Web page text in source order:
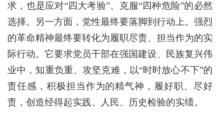
求，也是应对“四大考验”、克服“四种危险”的必然
选择。另一方面，党性最终要落脚到行动上。强烈
的革命精神最终要转化为履职尽责、担当作为的实
际行动。它要求党员干部在强国建设、民族复兴伟
业中，知重负重、攻坚克难，以“时时放心不下”的
责任感，积极担当作为的精气神，履好职、尽好
责，创造经得起实践、人民、历史检验的实绩。